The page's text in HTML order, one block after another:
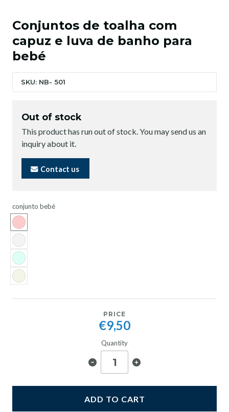
Conjuntos de toalha com
capuz e luva de banho para
bebé
SKU: NB- 501
Out of stock
This product has run out of stock. You may send us an
inquiry about it.
Contact us
conjunto bebé
PRICE
€9,50
Quantity
ADD TO CART